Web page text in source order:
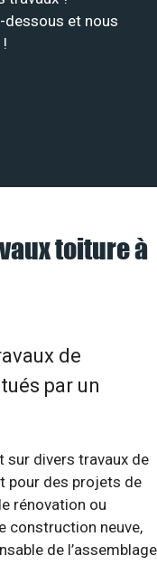
et nous
toiture à
de
par un
sur divers travaux de
pour des projets de
rénovation ou
construction neuve,
de l’assemblage